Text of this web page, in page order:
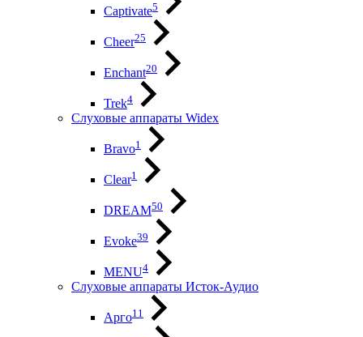
Captivate5
Cheer25
Enchant20
Trek4
Слуховые аппараты Widex
Bravo1
Clear1
DREAM50
Evoke39
MENU4
Слуховые аппараты Исток-Аудио
Арго11